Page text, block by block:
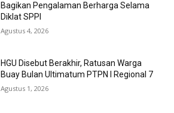
Bagikan Pengalaman Berharga Selama
Diklat SPPI
Agustus 4, 2026
HGU Disebut Berakhir, Ratusan Warga
Buay Bulan Ultimatum PTPN I Regional 7
Agustus 1, 2026